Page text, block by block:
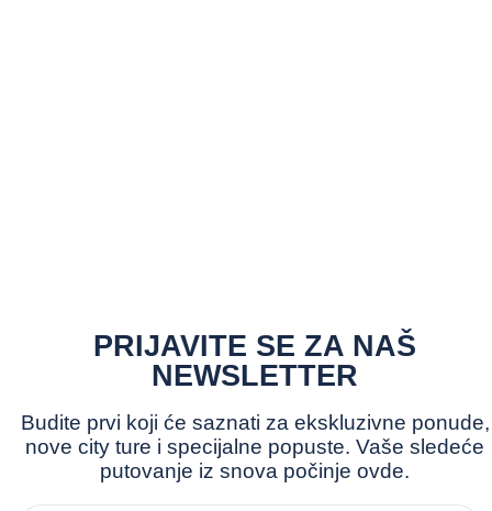
PRIJAVITE SE ZA NAŠ
NEWSLETTER
Budite prvi koji će saznati za ekskluzivne ponude,
nove city ture i specijalne popuste. Vaše sledeće
putovanje iz snova počinje ovde.